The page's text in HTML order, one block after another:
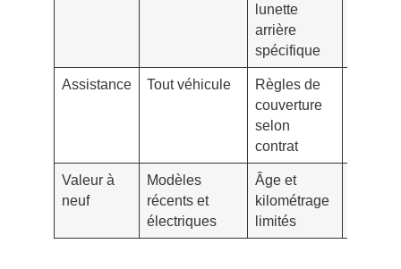
lunette
arrière
spécifique
Assistance Tout véhicule
Règles de
couverture
selon
contrat
Valeur à
neuf
Modèles
récents et
électriques
Âge et
kilométrage
limités